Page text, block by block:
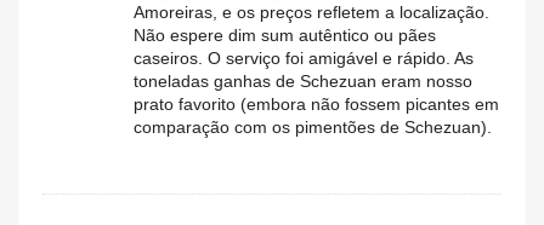
Amoreiras, e os preços refletem a localização.
Não espere dim sum autêntico ou pães
caseiros. O serviço foi amigável e rápido. As
toneladas ganhas de Schezuan eram nosso
prato favorito (embora não fossem picantes em
comparação com os pimentões de Schezuan).